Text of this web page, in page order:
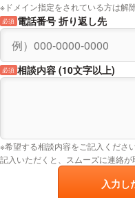
相続セミナー
一般の方向け
2018年 10月
オンラインセミナー第１回
企業経営者様・ご担当者様向け
※ドメイン指定をされている方は解
電話番号 折り返し先
必須
相談内容 (10文字以上)
必須
※希望する相談内容をご記入くださ
記入いただくと、スムーズに連絡が
入力し